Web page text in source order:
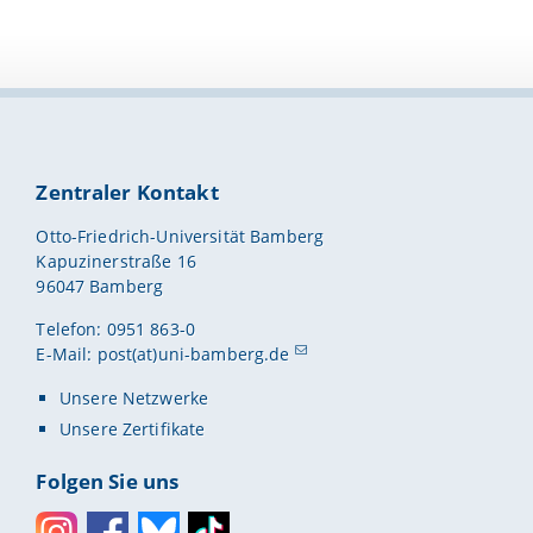
Zentraler Kontakt
Otto-Friedrich-Universität Bamberg
Kapuzinerstraße 16
96047 Bamberg
Telefon: 0951 863-0
E-Mail: post(at)uni-bamberg.de
Unsere Netzwerke
Unsere Zertifikate
Folgen Sie uns